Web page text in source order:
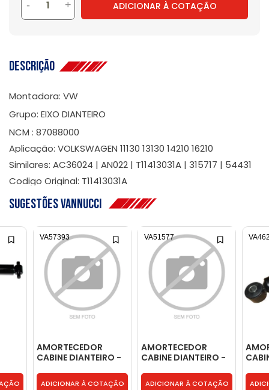
- + ADICIONAR À COTAÇÃO
Descrição
Montadora: VW
Grupo: EIXO DIANTEIRO
NCM : 87088000
Aplicação: VOLKSWAGEN 11130 13130 14210 16210
Similares: AC36024 | AN022 | T11413031A | 315717 | 54431
Codigo Original: T11413031A
Sugestões Vannucci
AMORTECEDOR
CABINE DIANTEIRO -
ADICIONAR À COTAÇÃO
VA57393
AMORTECEDOR
CABINE DIANTEIRO -
ADICIONAR À COTAÇÃO
VA51577